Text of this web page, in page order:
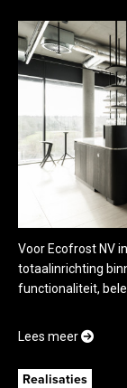
Voor Ecofrost NV
totaalinrichting
functionaliteit,
Lees meer
Realisaties